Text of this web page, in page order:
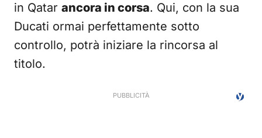
in Qatar ancora in corsa. Qui, con la sua
Ducati ormai perfettamente sotto
controllo, potrà iniziare la rincorsa al
titolo.